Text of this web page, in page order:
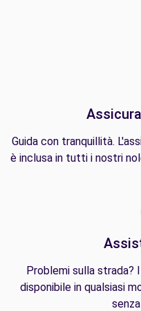
Guida con tranquillità.
è inclusa in tutti i nostri
Problemi sulla strada?
disponibile in qualsiasi